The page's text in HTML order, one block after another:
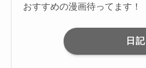
おすすめの漫画待ってます！
日記